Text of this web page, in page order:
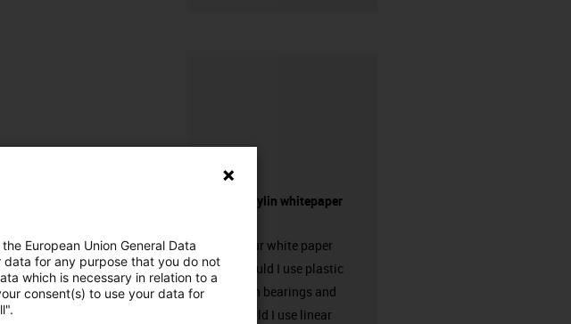
Request drylin whitepaper
Request our white paper
“When should I use plastic
linear plain bearings and
when should I use linear
European Union General Data
data for any purpose that you do not
which is necessary in relation to a
consent(s) to use your data for